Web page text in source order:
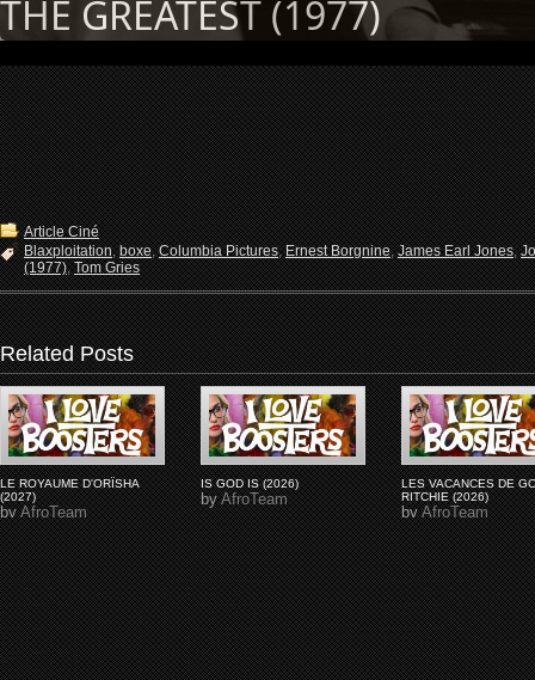
THE GREATEST (1977)
Article Ciné
Blaxploitation,boxe,Columbia Pictures,Ernest Borgnine,James Earl Jones,
(1977),Tom Gries
Related Posts
LE ROYAUME D'ORÏSHA
(2027)
byAfroTeam
IS GOD IS (2026)
byAfroTeam
LES VACANCES DE
RITCHIE (2026)
byAfroTeam